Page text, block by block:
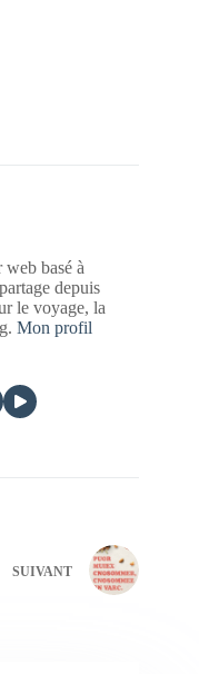
basé à
depuis
le voyage, la
Mon profil
SUIVANT